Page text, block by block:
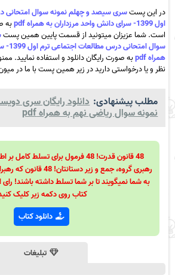
در این پستسری سیصد و چهلم نمونه سوال امتحانی
اول 1399- سرای دانش واحد مرزداران به همراه pdf
به
است. شما عزیزان میتونید از قسمت پایین همین پست
سوال
همراه pdf
به صورت رایگان دانلود و استفاده نمایید.
نظر و یا درخواستی دارید در زیر همین پست با ما در میون
مطلب پیشنهادی: دانلود رایگان سری
نمونه سوال ریاضی نهم به همراه pdf
رهبری گروه، جمع و زیر
به شما نمیگویند تا بر شما تسلط داشته باشند! رای
کتاب روی دکمه زیر کلیک
دانلود کتاب
تبلیغات